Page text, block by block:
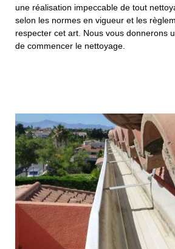
une réalisation impeccable de tout
selon les normes en vigueur et les
respecter cet art. Nous vous donnerons
de commencer le nettoyage.